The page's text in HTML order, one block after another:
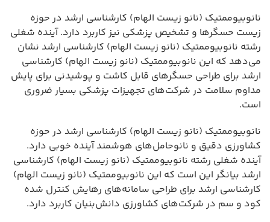
نانوبیوممتیک (نانو زیست الهام) کارشناسی ارشد در حوزه
زیست حسگرها و تشخیص پزشکی نیز کاربرد دارد. آینده شغلی
رشته نانوبیوممتیک (نانو زیست الهام) کارشناسی ارشد نشان
می‌دهد که این نانوبیوممتیک (نانو زیست الهام) کارشناسی
ارشد برای طراحی حسگرهای قابل کاشت و پوشیدنی برای پایش
مداوم سلامت در شرکت‌های تجهیزات پزشکی بسیار ضروری
است.
نانوبیوممتیک (نانو زیست الهام) کارشناسی ارشد در حوزه
کشاورزی دقیق و نانوحامل‌های هوشمند آینده خوبی دارد.
آینده شغلی رشته نانوبیوممتیک (نانو زیست الهام) کارشناسی
ارشد بیانگر این است که این نانوبیوممتیک (نانو زیست الهام)
کارشناسی ارشد برای طراحی سامانه‌های رهایش کنترل شده
کود و سم در شرکت‌های کشاورزی دانش‌بنیان کاربرد دارد.